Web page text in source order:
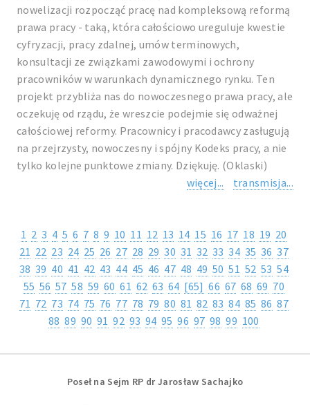
nowelizacji rozpocząć pracę nad kompleksową reformą
prawa pracy - taką, która całościowo ureguluje kwestie
cyfryzacji, pracy zdalnej, umów terminowych,
konsultacji ze związkami zawodowymi i ochrony
pracowników w warunkach dynamicznego rynku. Ten
projekt przybliża nas do nowoczesnego prawa pracy, ale
oczekuję od rządu, że wreszcie podejmie się odważnej
całościowej reformy. Pracownicy i pracodawcy zasługują
na przejrzysty, nowoczesny i spójny Kodeks pracy, a nie
tylko kolejne punktowe zmiany. Dziękuję. (Oklaski)
więcej...
transmisja...
1 2 3 4 5 6 7 8 9 10 11 12 13 14 15 16 17 18 19 20
21 22 23 24 25 26 27 28 29 30 31 32 33 34 35 36 37
38 39 40 41 42 43 44 45 46 47 48 49 50 51 52 53 54
55 56 57 58 59 60 61 62 63 64 [65] 66 67 68 69 70
71 72 73 74 75 76 77 78 79 80 81 82 83 84 85 86 87
88 89 90 91 92 93 94 95 96 97 98 99 100
Poseł na Sejm RP dr Jarosław Sachajko